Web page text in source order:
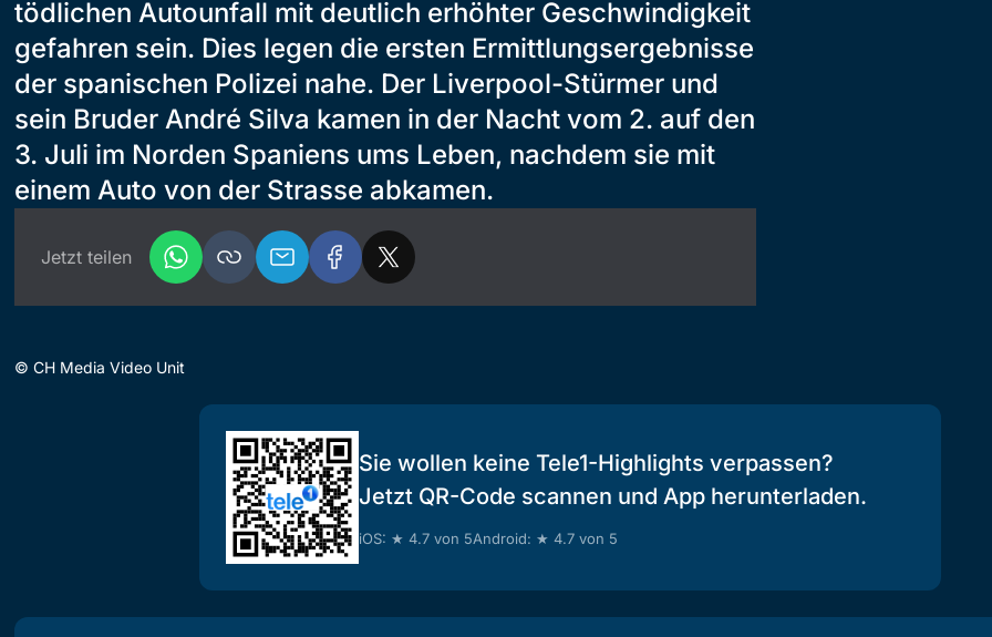
tödlichen Autounfall mit deutlich erhöhter Geschwindigkeit
gefahren sein. Dies legen die ersten Ermittlungsergebnisse
der spanischen Polizei nahe. Der Liverpool-Stürmer und
sein Bruder André Silva kamen in der Nacht vom 2. auf den
3. Juli im Norden Spaniens ums Leben, nachdem sie mit
einem Auto von der Strasse abkamen.
Jetzt teilen
© CH Media Video Unit
Sie wollen keine Tele1-Highlights verpassen?
Jetzt QR-Code scannen und App herunterladen.
iOS: ★ 4.7 von 5Android: ★ 4.7 von 5